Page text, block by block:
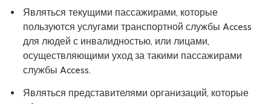
Являться текущими пассажирами, которые
пользуются услугами транспортной службы Access
для людей с инвалидностью, или лицами,
осуществляющими уход за такими пассажирами
службы Access.
Являться представителями организаций, которые